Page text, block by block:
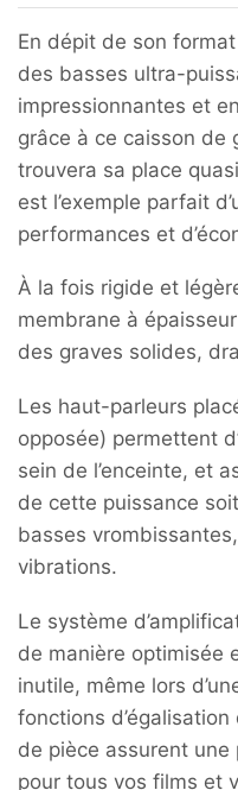
En dépit de son
des basses ultra-
impressionnantes et
grâce à ce caisson de
trouvera sa place
est l’exemple parfait
performances et
À la fois rigide et
membrane à
des graves solides,
Les haut-parleurs
opposée) permettent
sein de l’enceinte, et
de cette puissance
basses
vibrations.
Le système
de manière optimisée
inutile, même lors
fonctions
de pièce assurent
pour tous vos films et